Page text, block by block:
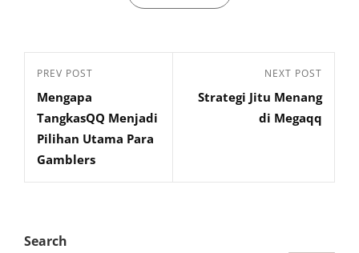
Post
navigation
Previous
Post
PREV POST
Mengapa
TangkasQQ Menjadi
Pilihan Utama Para
Gamblers
Post
NEXT POST
Strategi Jitu Menang
di Megaqq
Search